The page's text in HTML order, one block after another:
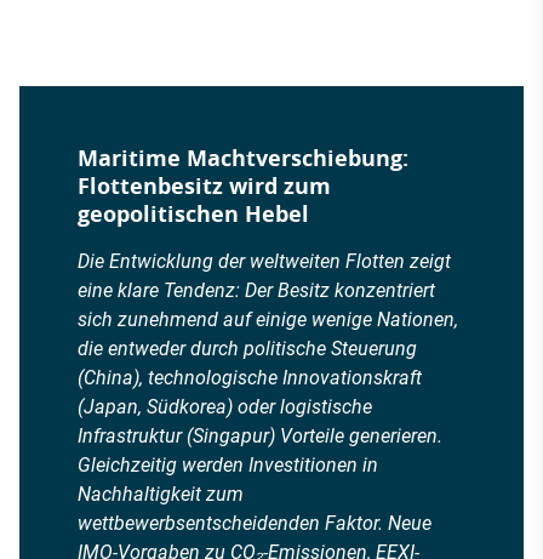
Maritime Machtverschiebung:
Flottenbesitz wird zum
geopolitischen Hebel
Die Entwicklung der weltweiten Flotten zeigt
eine klare Tendenz: Der Besitz konzentriert
sich zunehmend auf einige wenige Nationen,
die entweder durch politische Steuerung
(China), technologische Innovationskraft
(Japan, Südkorea) oder logistische
Infrastruktur (Singapur) Vorteile generieren.
Gleichzeitig werden Investitionen in
Nachhaltigkeit zum
wettbewerbsentscheidenden Faktor. Neue
IMO-Vorgaben zu CO₂-Emissionen, EEXI-